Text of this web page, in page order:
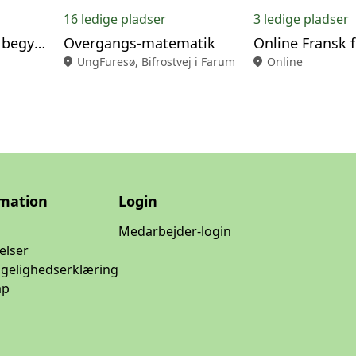
Online Japansk for begyndere
16 ledige pladser
Overgangs-matematik
location_on UngFuresø, Bifrostvej i Farum
3 ledige pladser
location_on Online
Login
Medarbejder-login